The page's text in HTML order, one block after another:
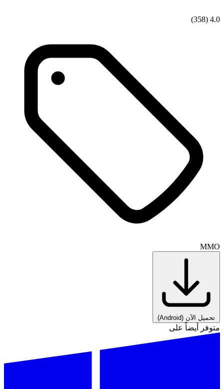
4.0
(358)
MMO
تحميل الآن (Android)
متوفر أيضاً على